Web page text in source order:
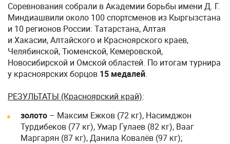
Соревнования собрали в Академии борьбы имени Д. Г.
Миндиашвили около 100 спортсменов из Кыргызстана
и 10 регионов России: Татарстана, Алтая
и Хакасии, Алтайского и Красноярского краев,
Челябинской, Тюменской, Кемеровской,
Новосибирской и Омской областей. По итогам турнира
у красноярских борцов 15 медалей.
РЕЗУЛЬТАТЫ (Красноярский край):
золото – Максим Ежков (72 кг), Насимджон
Турдибеков (77 кг), Умар Гулаев (82 кг), Вааг
Маргарян (87 кг), Данила Ковалёв (97 кг);